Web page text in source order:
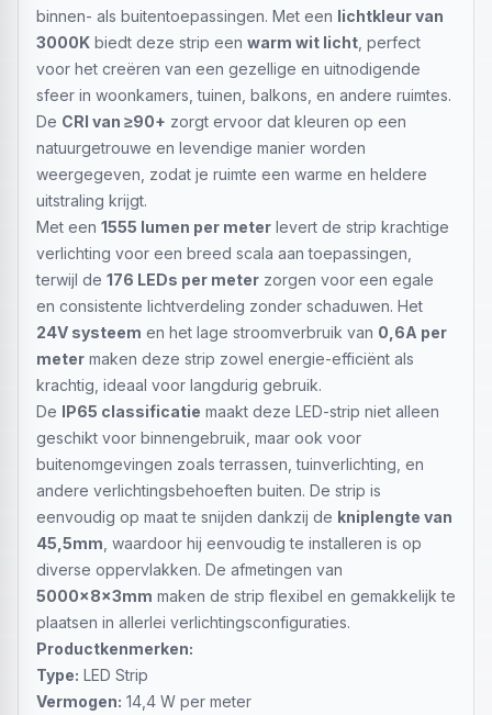
binnen- als buitentoepassingen. Met een lichtkleur van
3000K biedt deze strip een warm wit licht , perfect
voor het creëren van een gezellige en uitnodigende
sfeer in woonkamers, tuinen, balkons, en andere ruimtes.
De CRI van ≥90+ zorgt ervoor dat kleuren op een
natuurgetrouwe en levendige manier worden
weergegeven, zodat je ruimte een warme en heldere
uitstraling krijgt.
Met een 1555 lumen per meter levert de strip krachtige
verlichting voor een breed scala aan toepassingen,
terwijl de 176 LEDs per meter zorgen voor een egale
en consistente lichtverdeling zonder schaduwen. Het
24V systeem en het lage stroomverbruik van 0,6A per
meter maken deze strip zowel energie-efficiënt als
krachtig, ideaal voor langdurig gebruik.
De IP65 classificatie maakt deze LED-strip niet alleen
geschikt voor binnengebruik, maar ook voor
buitenomgevingen zoals terrassen, tuinverlichting, en
andere verlichtingsbehoeften buiten. De strip is
eenvoudig op maat te snijden dankzij de kniplengte van
45,5mm , waardoor hij eenvoudig te installeren is op
diverse oppervlakken. De afmetingen van
5000x8x3mm maken de strip flexibel en gemakkelijk te
plaatsen in allerlei verlichtingsconfiguraties.
Productkenmerken:
Type: LED Strip
Vermogen: 14,4 W per meter